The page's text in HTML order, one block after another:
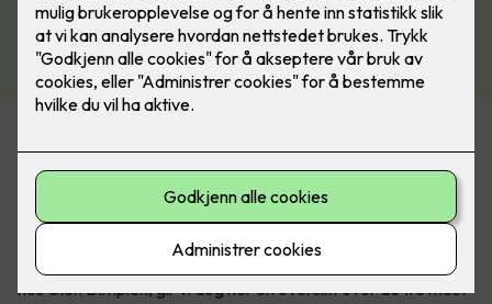
gulvvarme, men spesielt varmefolie blir stadig mer populært.
Om du skal velge det ene eller det andre avhenger av
underlag, hvilket gulv du skal legge over, plassering og
størrelse på rommet.
Sammen med Kim Due-Sørensen, produktsjef for gulvvarme
hos Glen Dimplex, gir vi deg her en oversikt over de tre mest